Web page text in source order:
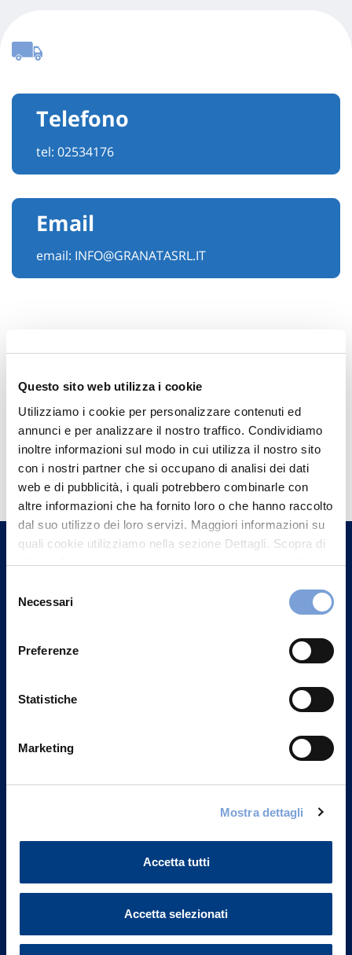
Questo sito web utilizza i cookie
Utilizziamo i cookie per personalizzare contenuti ed
annunci e per analizzare il nostro traffico. Condividiamo
inoltre informazioni sul modo in cui utilizza il nostro sito
con i nostri partner che si occupano di analisi dei dati
web e di pubblicità, i quali potrebbero combinarle con
altre informazioni che ha fornito loro o che hanno raccolto
dal suo utilizzo dei loro servizi. Maggiori informazioni su
quali cookie utilizziamo nella sezione Dettagli. Scopra di
più su chi siamo, come può contattarci e come trattiamo i
può trovare nel footer del sito nella sezione "Informativa
delNecessari
Preferenze
Statistiche
Marketing
Mostra dettagli
Accetta tutti
Accetta selezionati
Telefono
tel: 02534176
Email
email: INFO@GRANATASRL.IT
Hai bisogno di
informazioni?
Trova l'Agenzia più vicina a te e parla con
un nostro Agente.
Via Ignazio Gardella, 2